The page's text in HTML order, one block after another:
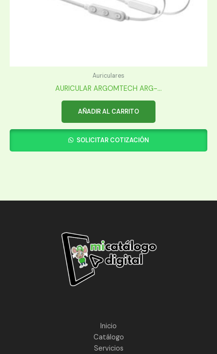
Auriculares
AURICULAR ARGOMTECH ARG-...
AÑADIR AL CARRITO
SOLICITAR COTIZACIÓN
Inicio
Catálogo
Servicios